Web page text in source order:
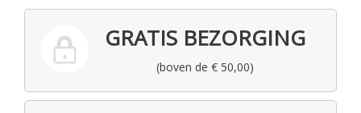
GRATIS BEZORGING
(boven de € 50,00)